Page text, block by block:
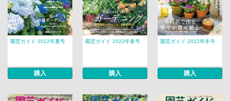
園芸ガイド 2022年夏号
購入
園芸ガイド 2022年春号
購入
園芸ガイド 2022年冬号
購入